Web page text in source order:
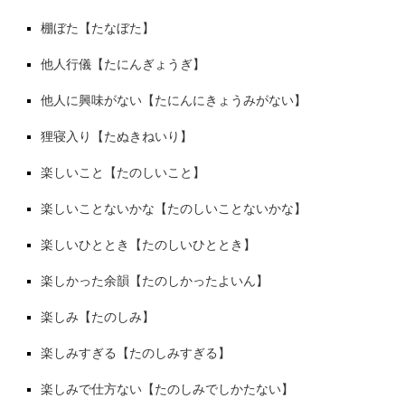
棚ぼた【たなぼた】
他人行儀【たにんぎょうぎ】
他人に興味がない【たにんにきょうみがない】
狸寝入り【たぬきねいり】
楽しいこと【たのしいこと】
楽しいことないかな【たのしいことないかな】
楽しいひととき【たのしいひととき】
楽しかった余韻【たのしかったよいん】
楽しみ【たのしみ】
楽しみすぎる【たのしみすぎる】
楽しみで仕方ない【たのしみでしかたない】